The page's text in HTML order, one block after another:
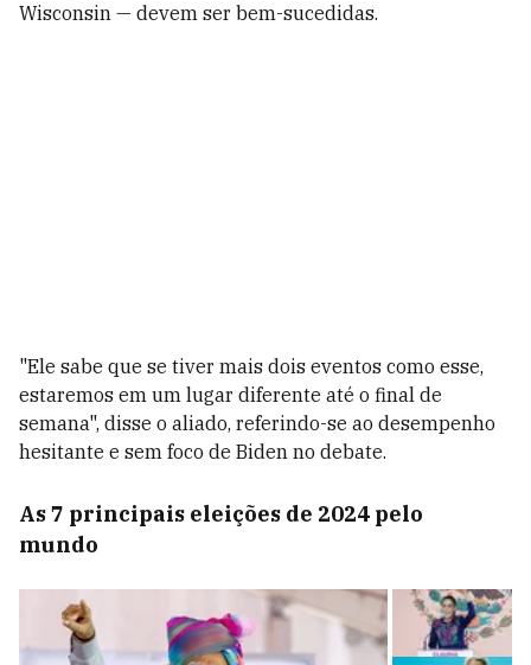
Wisconsin — devem ser bem-sucedidas.
"Ele sabe que se tiver mais dois eventos como esse,
estaremos em um lugar diferente até o final de
semana", disse o aliado, referindo-se ao desempenho
hesitante e sem foco de Biden no debate.
As 7 principais eleições de 2024 pelo
mundo